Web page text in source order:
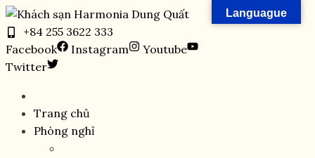
Skip
to
content
+84 255 3622 333
Facebook
Instagram
Youtube
Twitter
Trang chủ
Phòng nghỉ
Languague